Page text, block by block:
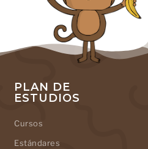
PLAN DE
ESTUDIOS
Cursos
Estándares